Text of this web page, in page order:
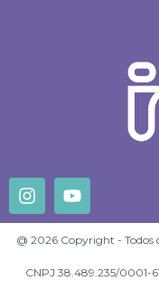
@ 2026 Copyright - Todos
CNPJ 38.489.235/0001-